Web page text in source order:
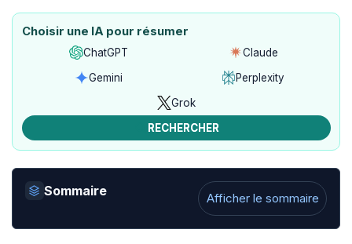
Choisir une IA pour résumer
ChatGPT
Ouvrir
avec
Claude
Ouvrir
avec
Gemini
Ouvrir
Gemini
Perplexity
Ouvrir
Perplexity
Grok
Ouvrir
avec
Grok
RECHERCHER
Sommaire Afficher le sommaire